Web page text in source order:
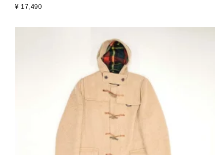
¥ 17,490